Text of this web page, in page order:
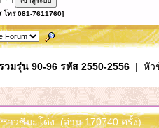
โทร 081-7611760]
วมรุ่น 90-96 รหัส 2550-2556| หัว
าวซีมะโด่ง (อ่าน 170740 ครั้ง)